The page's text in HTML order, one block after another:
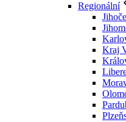
Regionální
Kraj